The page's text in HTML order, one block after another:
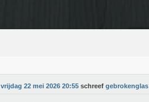
vrijdag 22 mei 2026 20:55 schreef gebrokenglas